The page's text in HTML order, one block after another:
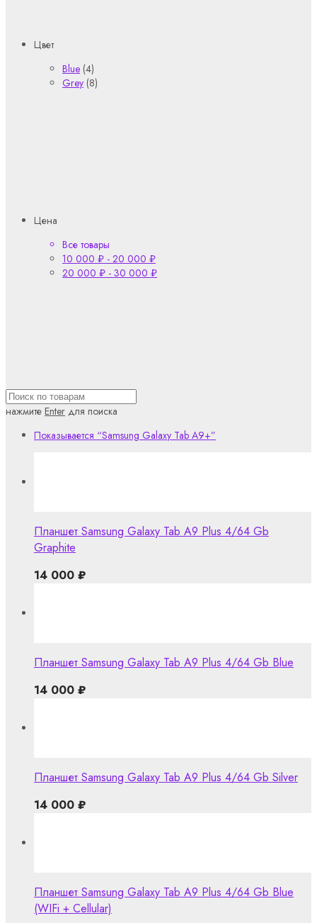
Цвет
Blue (4)
Grey (8)
Цена
Все товары
10 000 ₽ - 20 000 ₽
20 000 ₽ - 30 000 ₽
нажмите Enter для поиска
Показывается “Samsung Galaxy Tab A9+”
Планшет Samsung Galaxy Tab A9 Plus 4/64 Gb
Graphite
14 000 ₽
Планшет Samsung Galaxy Tab A9 Plus 4/64 Gb Blue
14 000 ₽
Планшет Samsung Galaxy Tab A9 Plus 4/64 Gb Silver
14 000 ₽
Планшет Samsung Galaxy Tab A9 Plus 4/64 Gb Blue
(WIFi + Cellular)